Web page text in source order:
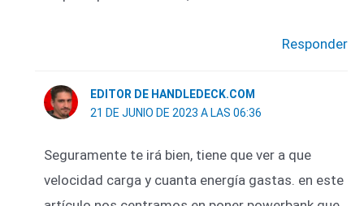
Responder
EDITOR DE HANDLEDECK.COM
21 DE JUNIO DE 2023 A LAS 06:36
Seguramente te irá bien, tiene que ver a que
velocidad carga y cuanta energía gastas. en este